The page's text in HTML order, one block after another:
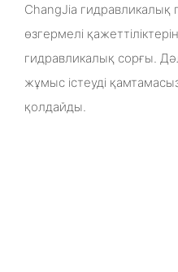
ChangJia гидравликалық
өзгермелі
гидравликалық сорғы.
жұмыс істеуді
қолдайды.